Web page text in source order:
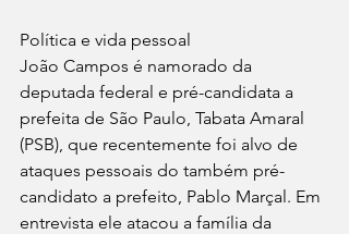
Política e vida pessoal
João Campos é namorado da
deputada federal e pré-candidata a
prefeita de São Paulo, Tabata Amaral
(PSB), que recentemente foi alvo de
ataques pessoais do também pré-
candidato a prefeito, Pablo Marçal. Em
entrevista ele atacou a família da